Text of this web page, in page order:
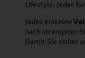
Lifestyle. Jeder
Jedes einzelne
nach strengsten
Damit Sie sicher